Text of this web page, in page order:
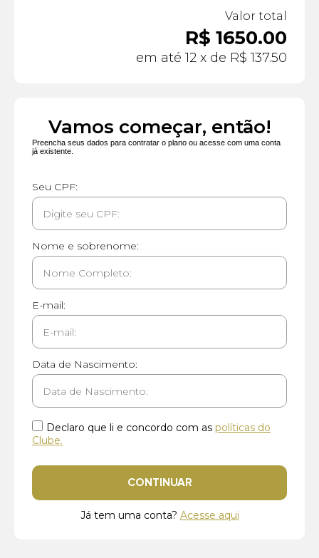
Vamos começar, então!
Preencha seus dados para contratar o plano ou acesse com uma conta
já existente.
Seu CPF:
Nome e sobrenome:
E-mail:
Data de Nascimento:
Declaro que li e concordo com as políticas do
Clube.
CONTINUAR
Já tem uma conta? Acesse aqui
Valor total
R$ 1650.00
em até 12 x de R$ 137.50